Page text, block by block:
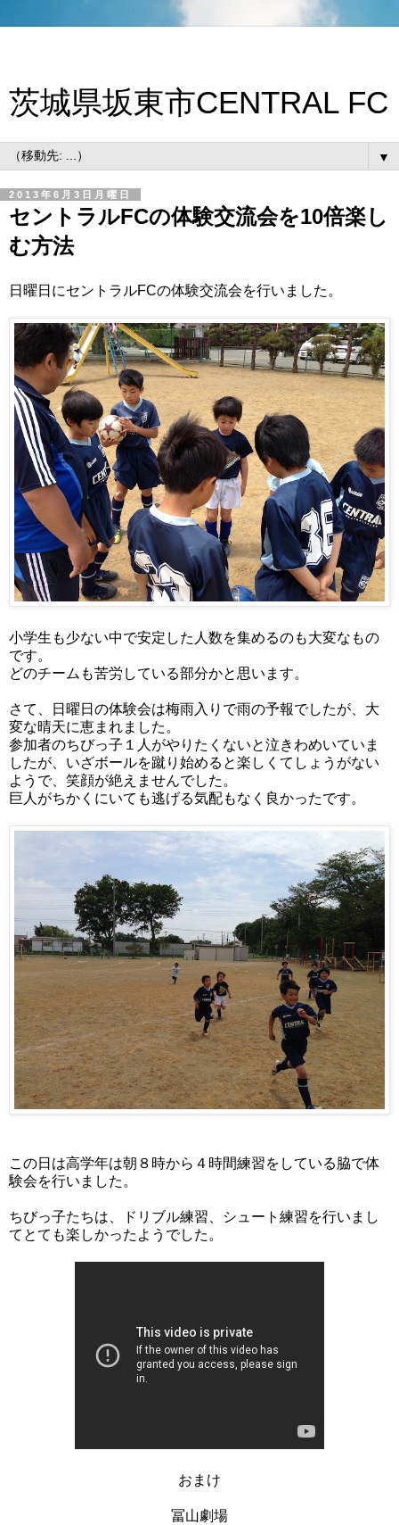
茨城県坂東市CENTRAL FC
▼
2013年6月3日月曜日
セントラルFCの体験交流会を10倍楽し
む方法
日曜日にセントラルFCの体験交流会を行いました。
小学生も少ない中で安定した人数を集めるのも大変なもの
です。
どのチームも苦労している部分かと思います。
さて、日曜日の体験会は梅雨入りで雨の予報でしたが、大
変な晴天に恵まれました。
参加者のちびっ子１人がやりたくないと泣きわめいていま
したが、いざボールを蹴り始めると楽しくてしょうがない
ようで、笑顔が絶えませんでした。
巨人がちかくにいても逃げる気配もなく良かったです。
この日は高学年は朝８時から４時間練習をしている脇で体
験会を行いました。
ちびっ子たちは、ドリブル練習、シュート練習を行いまし
てとても楽しかったようでした。
おまけ
冨山劇場